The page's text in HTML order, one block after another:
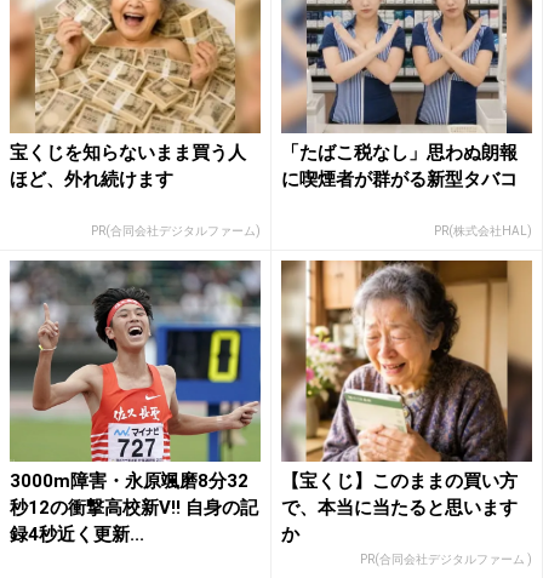
宝くじを知らないまま買う人
ほど、外れ続けます
PR(合同会社デジタルファーム)
「たばこ税なし」思わぬ朗報
に喫煙者が群がる新型タバコ
PR(株式会社HAL)
3000m障害・永原颯磨8分32
秒12の衝撃高校新V!! 自身の記
録4秒近く更新...
【宝くじ】このままの買い方
で、本当に当たると思います
か
PR(合同会社デジタルファーム )